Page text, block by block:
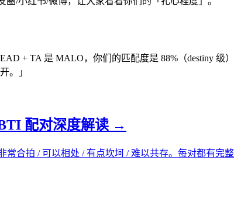
+ TA 是 MALO，你们的匹配度是 88%（destiny
。」
配对深度解读 →
常合拍 / 可以相处 / 有点坎坷 / 难以共存。每对都有完整